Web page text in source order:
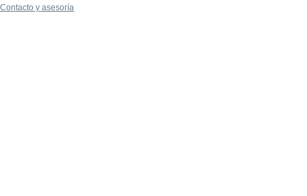
Contacto y asesoría